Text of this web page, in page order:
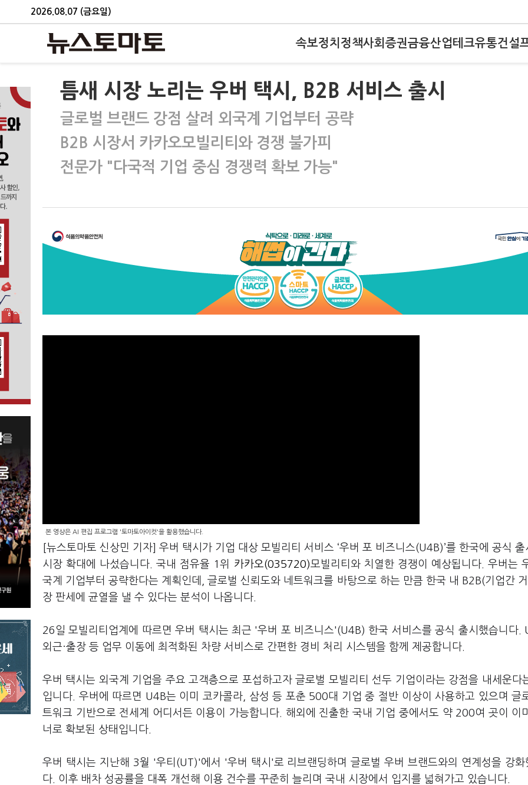
2026.08.07 (금요일)
속보정치 정책사회 증권금융산업테크유통건설
틈새 시장 노리는 우버 택시, B2B 서비스 출시
글로벌 브랜드 강점 살려 외국계 기업부터 공략
B2B 시장서 카카오모빌리티와 경쟁 불가피
전문가 "다국적 기업 중심 경쟁력 확보 가능"
본 영상은 AI 편집 프로그램 '토마토아이컷'을 활용했습니다.
[뉴스토마토 신상민 기자] 우버 택시가 기업 대상 모빌리티 서비스 ‘우버 포 비즈니스(U4B)’를 한국에 공식 출
시장 확대에 나섰습니다. 국내 점유율 1위 카카오(035720)모빌리티와 치열한 경쟁이 예상됩니다. 우버는
국계 기업부터 공략한다는 계획인데, 글로벌 신뢰도와 네트워크를 바탕으로 하는 만큼 한국 내 B2B(기업간
장 판세에 균열을 낼 수 있다는 분석이 나옵니다.
26일 모빌리티업계에 따르면 우버 택시는 최근 '우버 포 비즈니스'(U4B) 한국 서비스를 공식 출시했습니다.
외근·출장 등 업무 이동에 최적화된 차량 서비스로 간편한 경비 처리 시스템을 함께 제공합니다.
우버 택시는 외국계 기업을 주요 고객층으로 포섭하고자 글로벌 모빌리티 선두 기업이라는 강점을 내세운다
입니다. 우버에 따르면 U4B는 이미 코카콜라, 삼성 등 포춘 500대 기업 중 절반 이상이 사용하고 있으며 글
트워크 기반으로 전세계 어디서든 이용이 가능합니다. 해외에 진출한 국내 기업 중에서도 약 200여 곳이 이
너로 확보된 상태입니다.
우버 택시는 지난해 3월 '우티(UT)'에서 '우버 택시'로 리브랜딩하며 글로벌 우버 브랜드와의 연계성을 강화
다. 이후 배차 성공률을 대폭 개선해 이용 건수를 꾸준히 늘리며 국내 시장에서 입지를 넓혀가고 있습니다.